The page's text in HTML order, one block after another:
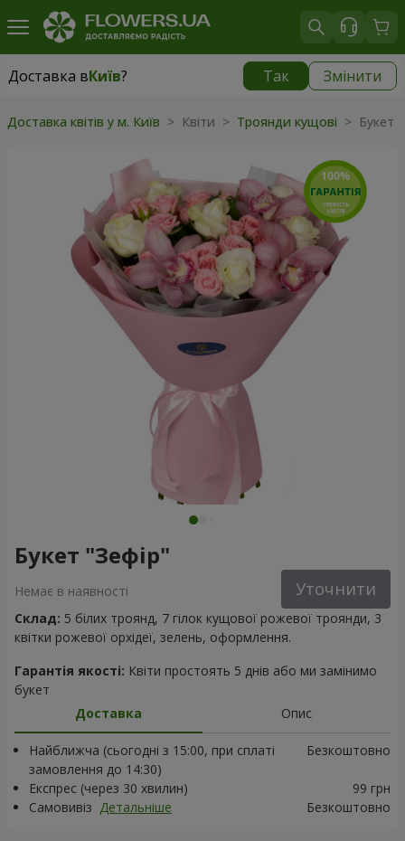
Доставка вКиїв? Так Змінити
Доставка вКиїв
Доставка квітів у м. Київ > Квіти > Троянди кущові > Букет
Букет "Зефір"
Немає в наявності Уточнити
Склад: 5 білих троянд, 7 гілок кущової рожевої троянди, 3
квітки рожевої орхідеї, зелень, оформлення.
Гарантія якості: Квіти простоять 5 днів або ми замінимо
букет
Доставка
Опис
Найближча (сьогодні з 15:00, при сплаті
замовлення до 14:30)
Безкоштовно
Експрес (через 30 хвилин)
99 грн
Самовивіз Детальніше Безкоштовно